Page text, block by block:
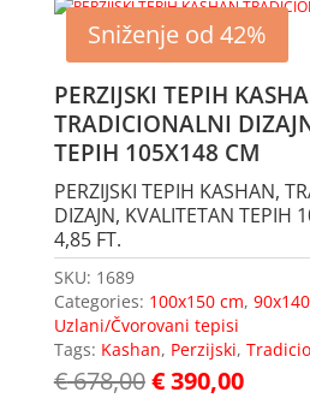
Sniženje od 42%
PERZIJSKI TEPIH
TRADICIONALNI
TEPIH 105X148 CM
PERZIJSKI TEPIH KASHAN,
DIZAJN, KVALITETAN TEPIH
4,85 FT.
SKU: 1689
Categories: 100x150 cm,
Uzlani/Čvorovani tepisi
Tags: Kashan, Perzijski,
€678,00€390,00